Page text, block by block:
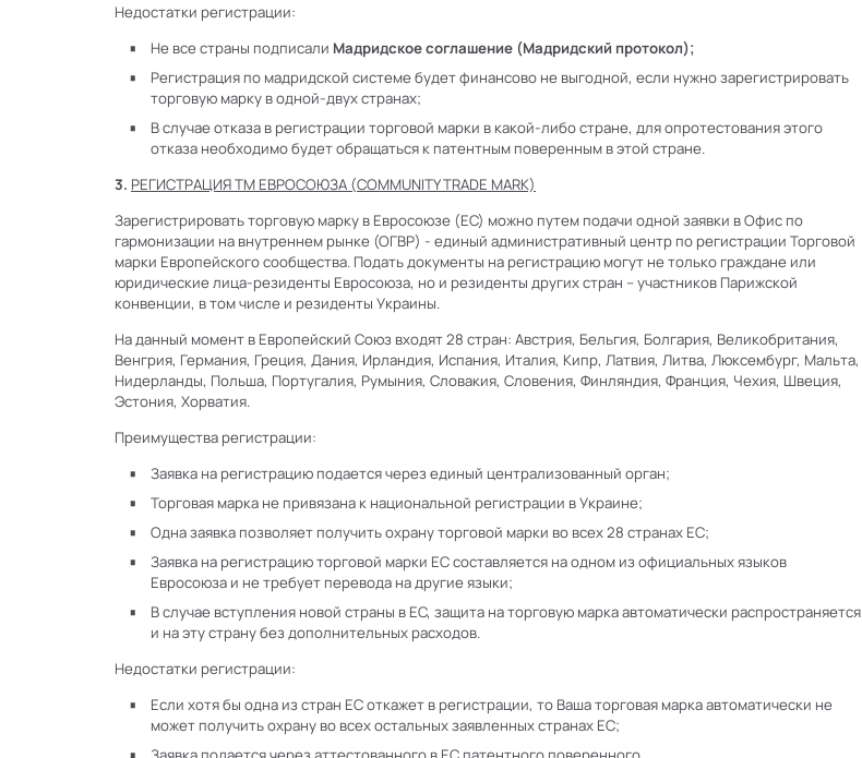
Недостатки регистрации:
Не все страны подписали Мадридское соглашение (Мадридский протокол);
Регистрация по мадридской системе будет финансово не выгодной, если нужно зарегистрировать
торговую марку в одной-двух странах;
В случае отказа в регистрации торговой марки в какой-либо стране, для опротестования этого
отказа необходимо будет обращаться к патентным поверенным в этой стране.
3. РЕГИСТРАЦИЯ ТМ ЕВРОСОЮЗА (COMMUNITY TRADE MARK)
Зарегистрировать торговую марку в Евросоюзе (ЕС) можно путем подачи одной заявки в Офис по
гармонизации на внутреннем рынке (ОГВР) - единый административный центр по регистрации Торговой
марки Европейского сообщества. Подать документы на регистрацию могут не только граждане или
юридические лица-резиденты Евросоюза, но и резиденты других стран – участников Парижской
конвенции, в том числе и резиденты Украины.
На данный момент в Европейский Союз входят 28 стран: Австрия, Бельгия, Болгария, Великобритания,
Венгрия, Германия, Греция, Дания, Ирландия, Испания, Италия, Кипр, Латвия, Литва, Люксембург, Мальта,
Нидерланды, Польша, Португалия, Румыния, Словакия, Словения, Финляндия, Франция, Чехия, Швеция,
Эстония, Хорватия.
Преимущества регистрации:
Заявка на регистрацию подается через единый централизованный орган;
Торговая марка не привязана к национальной регистрации в Украине;
Одна заявка позволяет получить охрану торговой марки во всех 28 странах ЕС;
Заявка на регистрацию торговой марки ЕС составляется на одном из официальных языков
Евросоюза и не требует перевода на другие языки;
В случае вступления новой страны в ЕС, защита на торговую марка автоматически распространяется
и на эту страну без дополнительных расходов.
Недостатки регистрации:
Если хотя бы одна из стран ЕС откажет в регистрации, то Ваша торговая марка автоматически не
может получить охрану во всех остальных заявленных странах ЕС;